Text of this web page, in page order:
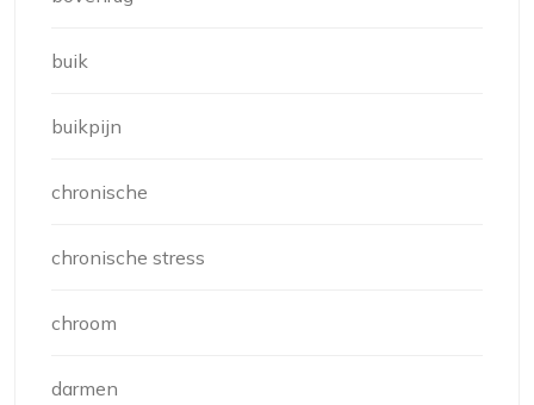
buik
buikpijn
chronische
chronische stress
chroom
darmen